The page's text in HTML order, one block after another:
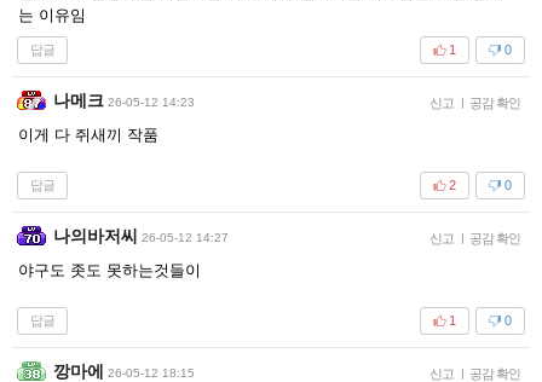
는 이유임
답글 0
1
나메크 26-05-12 14:23 신고 | 공감 확인
이게 다 쥐새끼 작품
답글 0
2
나의바저씨 26-05-12 14:27 신고 | 공감 확인
야구도 좃도 못하는것들이
답글 0
1
깡마에 26-05-12 18:15 신고 | 공감 확인